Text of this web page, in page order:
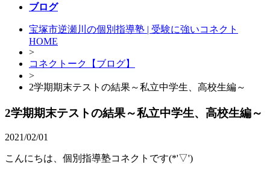
ブログ
宝塚市逆瀬川の個別指導塾 | 受験に強いコネクト
HOME
>
コネクトーク【ブログ】
>
2学期期末テストの結果～私立中学生、高校生編～
2学期期末テストの結果～私立中学生、高校生編～
2021/02/01
こんにちは、個別指導塾コネクトです(*'▽')